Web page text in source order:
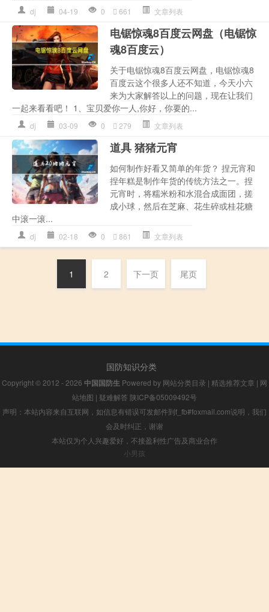
dj 04-19 0 661 文章列表
电锯惊魂8百度云网盘（电锯惊
魂8百度云）
关于电锯惊魂8百度云网盘，电锯惊魂8
百度云这个很多人还不知道，今天小六
来为大家解答以上的问题，现在让我们
一起来看看吧！ 1、宝贝爱你一人,你好，你要的...
dj 03-09 0 279 文章列表
道具 猪猪元宵
如何制作好看又简单的年货？ 捏元宵和
捏年糕是制作年货的传统方法之一。捏
元宵时，将糯米粉和水混合成面团，搓
成小球，然后在芝麻、花生碎或桂花糖
中滚一滚...
dj 02-18 0 861 文章列表
1 2 下一页 尾页
国防知识分类
Copyright © 2012 - 2026 中国国防生 Powered by 网站分类目录 | 精选推荐文章 | 网
站地图 | 疑难解答 陕ICP备05009492号
声明：本站内容来自互联网，如信息有错误可发邮件到f_fb#foxmail.com说明，我们
会及时纠正，谢谢
本站仅为个人兴趣爱好，不接盈利性广告及商业合作
小男孩